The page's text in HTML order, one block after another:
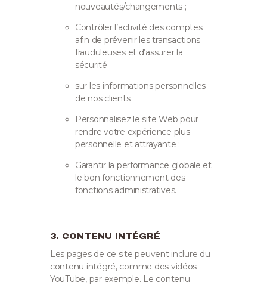
nouveautés/changements ;
Contrôler l’activité des comptes
afin de prévenir les transactions
frauduleuses et d’assurer la
sécurité
sur les informations personnelles
de nos clients;
Personnalisez le site Web pour
rendre votre expérience plus
personnelle et attrayante ;
Garantir la performance globale et
le bon fonctionnement des
fonctions administratives.
3. CONTENU INTÉGRÉ
Les pages de ce site peuvent inclure du
contenu intégré, comme des vidéos
YouTube, par exemple. Le contenu